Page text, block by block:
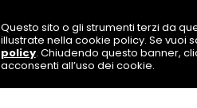
Questo sito o gli strumenti terzi da
illustrate nella cookie policy. Se vuoi
policy. Chiudendo questo banner,
acconsenti all’uso dei cookie.